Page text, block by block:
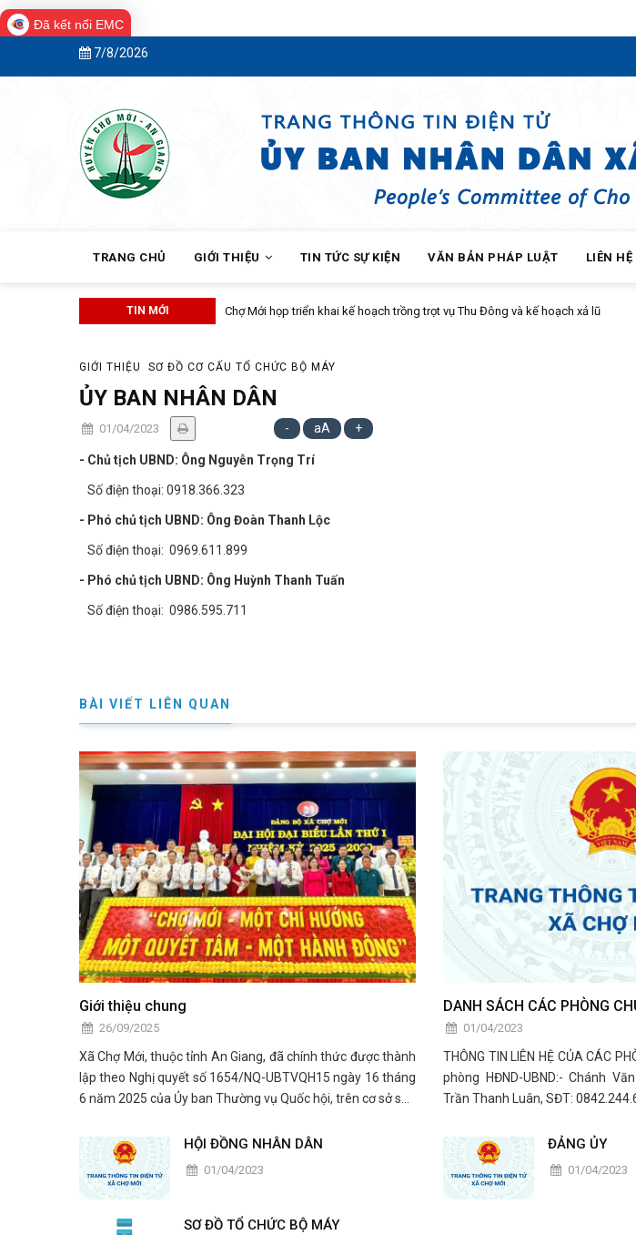
Đã kết nối EMC
7/8/2026
NAVIGATION
TRANG CHỦ GIỚI THIỆU TIN TỨC SỰ KIỆN VĂN BẢN PHÁP LUẬT LIÊN HỆ
TIN MỚI Chợ Mới họp triển khai kế hoạch trồng trọt vụ Thu Đông và kế hoạch xả lũ
GIỚI THIỆU SƠ ĐỒ CƠ CẤU TỔ CHỨC BỘ MÁY
ỦY BAN NHÂN DÂN
01/04/2023 - aA +
- Chủ tịch UBND: Ông Nguyễn Trọng Trí
Số điện thoại: 0918.366.323
- Phó chủ tịch UBND: Ông Đoàn Thanh Lộc
Số điện thoại: 0969.611.899
- Phó chủ tịch UBND: Ông Huỳnh Thanh Tuấn
Số điện thoại: 0986.595.711
BÀI VIẾT LIÊN QUAN
Giới thiệu chung
26/09/2025
Xã Chợ Mới, thuộc tỉnh An Giang, đã chính thức được thành
lập theo Nghị quyết số 1654/NQ-UBTVQH15 ngày 16 tháng
6 năm 2025 của Ủy ban Thường vụ Quốc hội, trên cơ sở sáp
đơn vị hành chính trước đây: thị trấn Chợ Mới
DANH SÁCH CÁC PHÒNG
01/04/2023
THÔNG TIN LIÊN HỆ CỦA CÁC
phòng HĐND-UBND:- Chánh
Trần Thanh Luân, SĐT:
HỘI ĐỒNG NHÂN DÂN
01/04/2023
ĐẢNG ỦY
01/04/2023
SƠ ĐỒ TỔ CHỨC BỘ MÁY